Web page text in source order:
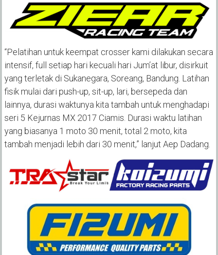
“Pelatihan untuk keempat crosser kami dilakukan secara
intensif, full setiap hari kecuali hari Jum’at libur, disirkuit
yang terletak di Sukanegara, Soreang, Bandung. Latihan
fisik mulai dari push-up, sit-up, lari, bersepeda dan
lainnya, durasi waktunya kita tambah untuk menghadapi
seri 5 Kejurnas MX 2017 Ciamis. Durasi waktu latihan
yang biasanya 1 moto 30 menit, total 2 moto, kita
tambah menjadi lebih dari 30 menit,” lanjut Aep Dadang.